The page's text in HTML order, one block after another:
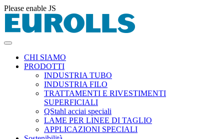
Please enable JS
CHI SIAMO
PRODOTTI
INDUSTRIA TUBO
INDUSTRIA FILO
TRATTAMENTI E RIVESTIMENTI
SUPERFICIALI
QStahl acciai speciali
LAME PER LINEE DI TAGLIO
APPLICAZIONI SPECIALI